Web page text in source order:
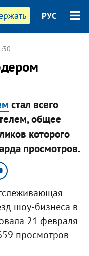
РУС
стал всего
общее
которого
просмотров.
шоу-бизнеса в
21 февраля
просмотров